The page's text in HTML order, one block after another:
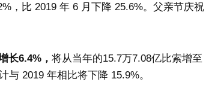
，比 2019 年 6 月下降 25.6%。父亲节庆祝
长6.4%， 将从当年的15.7万7.08亿比索增至
2019 年相比将下降 15.9%。